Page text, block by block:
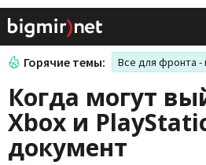
Горячие темы: Все для фронта -
Когда могут
Xbox и
документ